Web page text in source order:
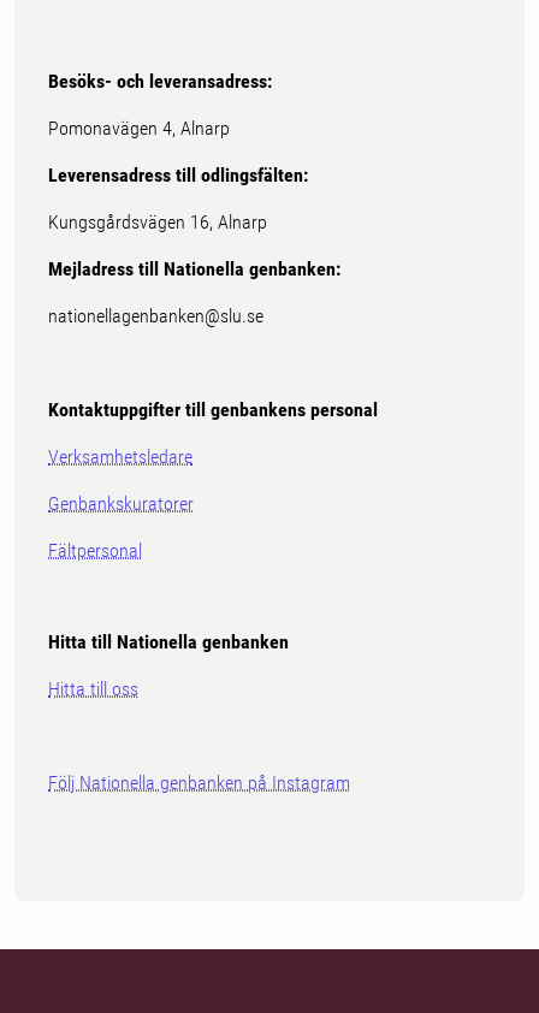
Besöks- och leveransadress:
Pomonavägen 4, Alnarp
Leverensadress till odlingsfälten:
Kungsgårdsvägen 16, Alnarp
Mejladress till Nationella genbanken:
nationellagenbanken@slu.se
Kontaktuppgifter till genbankens personal
Verksamhetsledare
Genbankskuratorer
Fältpersonal
Hitta till Nationella genbanken
Hitta till oss
Följ Nationella genbanken på Instagram